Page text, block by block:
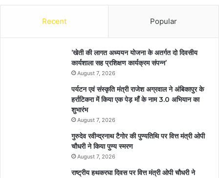
Recent Popular
’खेती की लागत अध्ययन योजना के अतर्गत दो दिवसीय
कार्यशाला सह प्रशिक्षण कार्यक्रम संपन्न’
August 7, 2026
पर्यटन एवं संस्कृति मंत्री राजेश अग्रवाल ने अंबिकापुर के
हर्राटिकरा में किया एक पेड़ माँ के नाम 3.0 अभियान का
शुभारंभ
August 7, 2026
गुरुदेव रवीन्द्रनाथ टैगोर की पुण्यतिथि पर वित्त मंत्री ओपी
चौधरी ने किया पुण्य स्मरण
August 7, 2026
राष्ट्रीय हथकरघा दिवस पर वित्त मंत्री ओपी चौधरी ने